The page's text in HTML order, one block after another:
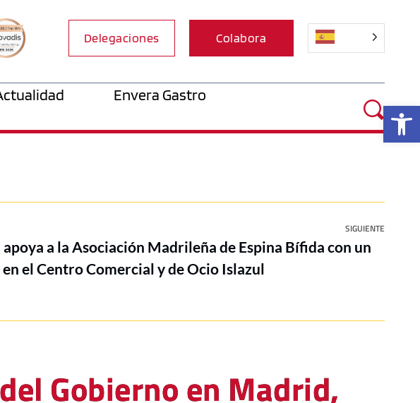
Delegaciones Colabora
Envera Gastro
SIGUIENTE
apoya a la Asociación Madrileña de Espina Bífida con un
el Centro Comercial y de Ocio Islazul
Gobierno en Madrid,